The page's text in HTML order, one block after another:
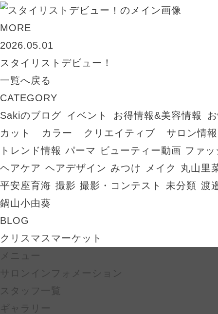
MORE
2026.05.01
スタイリストデビュー！
一覧へ戻る
CATEGORY
Sakiのブログ イベント お得情報&美容情報
カット
カラー クリエイティブ
サロン情報
トレンド情報 パーマ ビューティー動画 ファ
ヘアケア ヘアデザイン みつけ メイク
丸山里
平安座育海 撮影 撮影・コンテスト 未分類 渡
鍋山小由葵
BLOG
クリスマスマーケット
メニュー
サロンインフォメーション
スタッフ一覧
ギャラリー